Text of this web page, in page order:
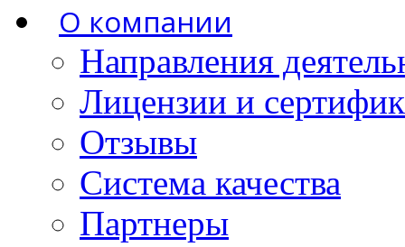
О компании
Направления
Лицензии и
Отзывы
Система качества
Партнеры